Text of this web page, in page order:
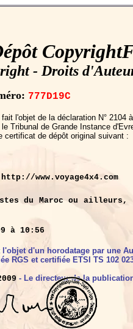
- Droits
777D19C
l'objet de la déclaration N° 2104
Tribunal de Grande Instance
certificat de dépôt original suivant :
http://www.voyage4x4.com
du Maroc ou ailleurs,
à 10:56
l'objet d'un horodatage par une
RGS et certifiée ETSI TS 102
- Le directeur de la